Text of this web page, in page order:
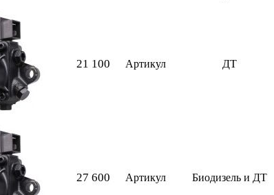
21 100 Артикул ДТ
27 600 Артикул Биодизель и ДТ